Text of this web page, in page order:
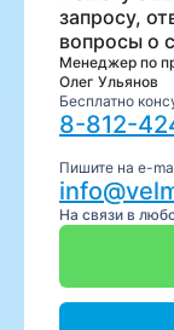
запросу,
вопросы о
Менеджер по
Олег Ульянов
Бесплатно
8-812-
Пишите на e-
На связи в